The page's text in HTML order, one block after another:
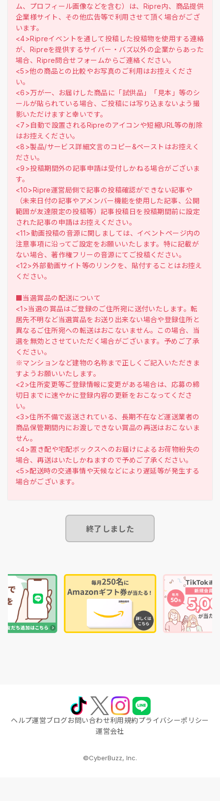
ム、プロフィール画像などを含む）は、Ripre内、商品提供
企業様サイト、その他広告等で利用させて頂く場合がござ
います。
<4>Ripreイベントを通して投稿した投稿物を使用する連絡
が、Ripreを提供するサイバー・バズ以外の企業からあった
場合、Ripre問合せフォームからご連絡ください。
<5>他の商品との比較やお写真のご利用はお控えくださ
い。
<6>万が一、お届けした商品に「試供品」「見本」等のシ
ールが貼られている場合、ご投稿には写り込まないよう撮
影いただけますと幸いです。
<7>自動で設置されるRipreのアイコンや短縮URL等の削除
はお控えください。
<8>製品/サービス詳細文言のコピー&ペーストはお控えく
ださい。
<9>投稿期間外の記事申請は受付しかねる場合がございま
す。
<10>Ripre運営局側で記事の投稿確認ができない記事や
（未来日付の記事やアメンバー機能を使用した記事、公開
範囲が友達限定の投稿等）記事投稿日を投稿期間前に設定
された記事の申請はお控えください。
<11>動画投稿の音源に関しましては、イベントページ内の
注意事項に沿ってご設定をお願いいたします。特に記載が
ない場合、著作権フリーの音源にてご投稿ください。
<12>外部動画サイト等のリンクを、貼付することはお控え
ください。
■当選賞品の配送について
<1>当選の賞品はご登録のご住所宛に送付いたします。転
居先不明など当選賞品をお送り出来ない場合や登録住所と
異なるご住所宛への転送はおこないません。この場合、当
選を無効とさせていただく場合がございます。予めご了承
ください。
※マンションなど建物の名称まで正しくご記入いただきま
すようお願いいたします。
<2>住所変更等ご登録情報に変更がある場合は、応募の締
切日までに速やかに登録内容の更新をおこなってくださ
い。
<3>住所不備で返送されている、長期不在など運送業者の
商品保管期間内にお渡しできない賞品の再送はおこないま
せん。
<4>置き配や宅配ボックスへのお届けによるお荷物紛失の
場合、再送はいたしかねますので予めご了承ください。
<5>配送時の交通事情や天候などにより遅延等が発生する
終了しました
ヘルプ運営ブログお問い合わせ利用規約プライバシーポリシー
運営会社
©CyberBuzz, Inc.